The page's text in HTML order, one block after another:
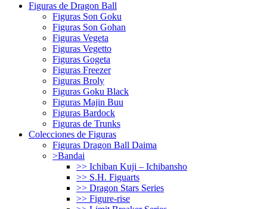
Figuras de Dragon Ball
Figuras Son Goku
Figuras Son Gohan
Figuras Vegeta
Figuras Vegetto
Figuras Gogeta
Figuras Freezer
Figuras Broly
Figuras Goku Black
Figuras Majin Buu
Figuras Bardock
Figuras de Trunks
Colecciones de Figuras
Figuras Dragon Ball Daima
>Bandai
>> Ichiban Kuji – Ichibansho
>> S.H. Figuarts
>> Dragon Stars Series
>> Figure-rise